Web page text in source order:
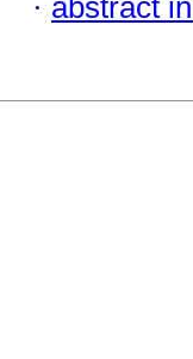
· abstract